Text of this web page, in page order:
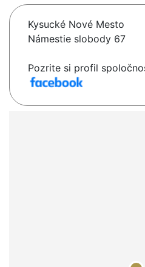
Kysucké Nové Mesto
Námestie slobody 67
Pozrite si profil